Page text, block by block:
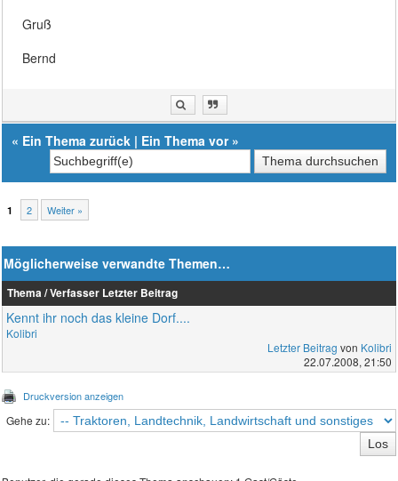
Gruß
Bernd
« Ein Thema zurück | Ein Thema vor»
1 2 Weiter »
Möglicherweise verwandte Themen…
Thema / Verfasser Letzter Beitrag
Kennt ihr noch das kleine Dorf....
Kolibri
Letzter Beitrag von Kolibri
22.07.2008, 21:50
Druckversion anzeigen
Gehe zu: